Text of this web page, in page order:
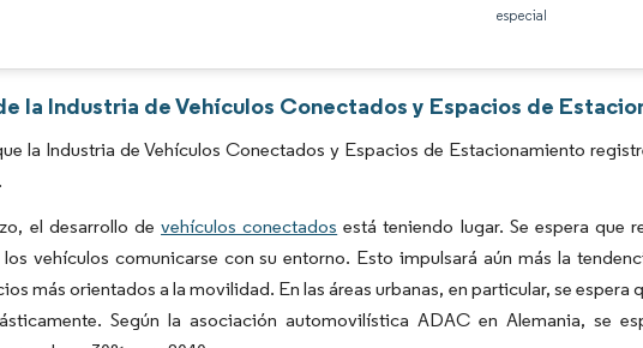
especial
la Industria de Vehículos Conectados y Espacios de
la Industria de Vehículos Conectados y Espacios de Estacionamiento
el desarrollo devehículos conectados está teniendo lugar. Se espera que
vehículos comunicarse con su entorno. Esto impulsará aún más la
más orientados a la movilidad. En las áreas urbanas, en particular, se espera
Según la asociación automovilística ADAC en Alemania, se